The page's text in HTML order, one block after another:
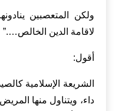
ولكن المتعصبين
لاقامة الدين الخالص….”
أقول:
الشريعة الإسلامية
داء، ويتناول منها